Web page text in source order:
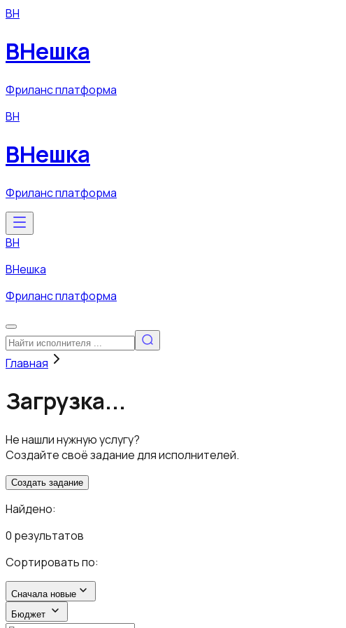
ВН
ВНешка
Фриланс платформа
ВН
ВНешка
Фриланс платформа
ВН
ВНешка
Фриланс платформа
Главная
Загрузка...
Не нашли нужную услугу?
Создайте своё задание для исполнителей.
Создать задание
Найдено:
0 результатов
Сортировать по:
Сначала новые
Бюджет